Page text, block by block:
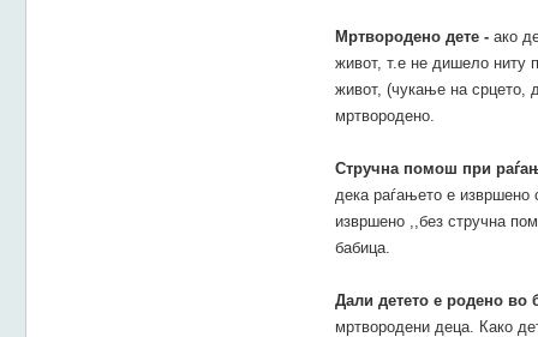
Мртвородено дете -ако
живот, т.е не дишело ниту
живот, (чукање на срцето,
мртвородено.
Стручна помош при
дека раѓањето е извршено
извршено ,,без стручна
бабица.
Дали детето е родено во
мртвородени деца. Како